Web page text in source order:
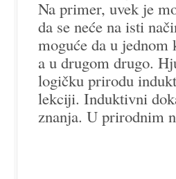
Na primer, uvek je
da se neće na isti
moguće da u
a u drugom drugo.
logičku prirodu
lekciji. Induktivni
znanja. U prirodnim